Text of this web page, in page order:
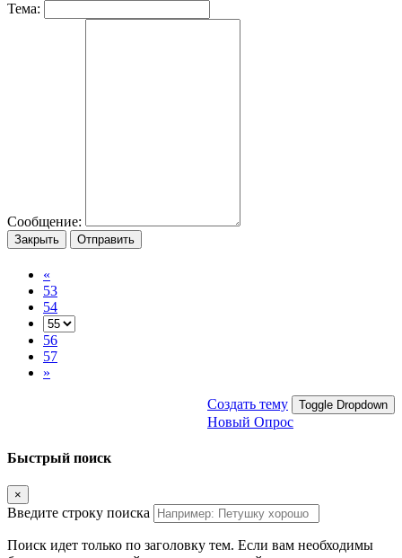
Тема:
Сообщение:
Закрыть Отправить
«
53
54
56
57
»
Создать тему Toggle Dropdown
Новый Опрос
Быстрый поиск
×
Введите строку поиска
Поиск идет только по заголовку тем. Если вам необходимы